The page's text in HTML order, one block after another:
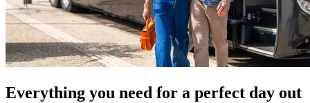
Everything you need for a perfect day out